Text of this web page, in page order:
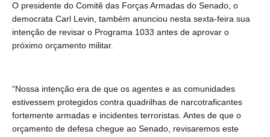
O presidente do Comitê das Forças Armadas do Senado, o
democrata Carl Levin, também anunciou nesta sexta-feira sua
intenção de revisar o Programa 1033 antes de aprovar o
próximo orçamento militar.
“Nossa intenção era de que os agentes e as comunidades
estivessem protegidos contra quadrilhas de narcotraficantes
fortemente armadas e incidentes terroristas. Antes de que o
orçamento de defesa chegue ao Senado, revisaremos este